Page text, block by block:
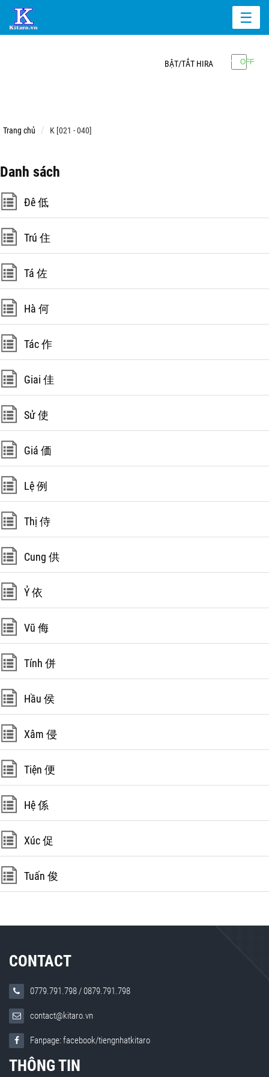
☰
BẬT/TẮT HIRA
Trang chủ K [021 - 040]
Danh sách
Đê 低
Trú 住
Tá 佐
Hà 何
Tác 作
Giai 佳
Sử 使
Giá 価
Lệ 例
Thị 侍
Cung 供
Ỷ 依
Vũ 侮
Tính 併
Hầu 侯
Xâm 侵
Tiện 便
Hệ 係
Xúc 促
Tuấn 俊
CONTACT
0779.791.798/0879.791.798
contact@kitaro.vn
Fanpage: facebook/tiengnhatkitaro
THÔNG TIN